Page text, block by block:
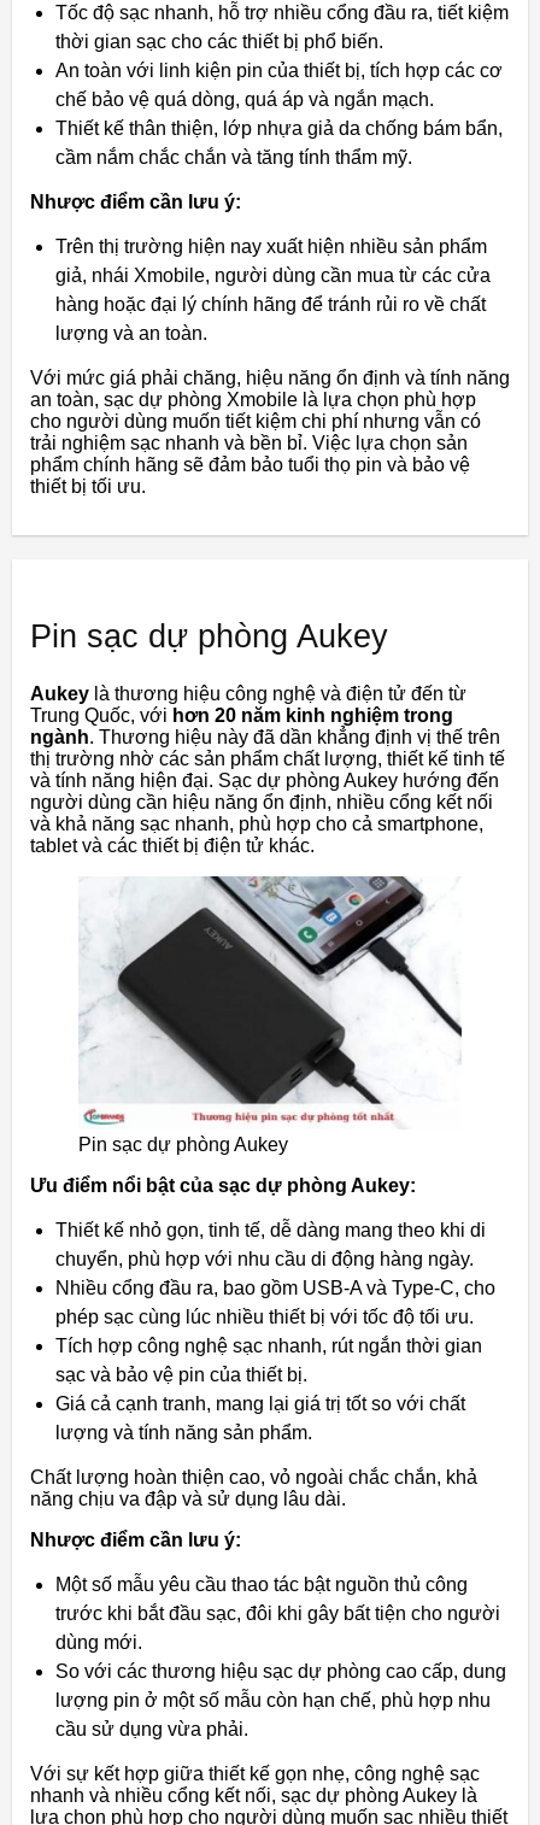
Tốc độ sạc nhanh, hỗ trợ nhiều cổng đầu ra, tiết kiệm
thời gian sạc cho các thiết bị phổ biến.
An toàn với linh kiện pin của thiết bị, tích hợp các cơ
chế bảo vệ quá dòng, quá áp và ngắn mạch.
Thiết kế thân thiện, lớp nhựa giả da chống bám bẩn,
cầm nắm chắc chắn và tăng tính thẩm mỹ.
Nhược điểm cần lưu ý:
Trên thị trường hiện nay xuất hiện nhiều sản phẩm
giả, nhái Xmobile, người dùng cần mua từ các cửa
hàng hoặc đại lý chính hãng để tránh rủi ro về chất
lượng và an toàn.
Với mức giá phải chăng, hiệu năng ổn định và tính năng
an toàn, sạc dự phòng Xmobile là lựa chọn phù hợp
cho người dùng muốn tiết kiệm chi phí nhưng vẫn có
trải nghiệm sạc nhanh và bền bỉ. Việc lựa chọn sản
phẩm chính hãng sẽ đảm bảo tuổi thọ pin và bảo vệ
thiết bị tối ưu.
Pin sạc dự phòng Aukey
Aukey là thương hiệu công nghệ và điện tử đến từ
Trung Quốc, với hơn 20 năm kinh nghiệm trong
ngành. Thương hiệu này đã dần khẳng định vị thế trên
thị trường nhờ các sản phẩm chất lượng, thiết kế tinh tế
và tính năng hiện đại. Sạc dự phòng Aukey hướng đến
người dùng cần hiệu năng ổn định, nhiều cổng kết nối
và khả năng sạc nhanh, phù hợp cho cả smartphone,
tablet và các thiết bị điện tử khác.
Pin sạc dự phòng Aukey
Ưu điểm nổi bật của sạc dự phòng Aukey:
Thiết kế nhỏ gọn, tinh tế, dễ dàng mang theo khi di
chuyển, phù hợp với nhu cầu di động hàng ngày.
Nhiều cổng đầu ra, bao gồm USB-A và Type-C, cho
phép sạc cùng lúc nhiều thiết bị với tốc độ tối ưu.
Tích hợp công nghệ sạc nhanh, rút ngắn thời gian
sạc và bảo vệ pin của thiết bị.
Giá cả cạnh tranh, mang lại giá trị tốt so với chất
lượng và tính năng sản phẩm.
Chất lượng hoàn thiện cao, vỏ ngoài chắc chắn, khả
năng chịu va đập và sử dụng lâu dài.
Nhược điểm cần lưu ý:
Một số mẫu yêu cầu thao tác bật nguồn thủ công
trước khi bắt đầu sạc, đôi khi gây bất tiện cho người
dùng mới.
So với các thương hiệu sạc dự phòng cao cấp, dung
lượng pin ở một số mẫu còn hạn chế, phù hợp nhu
cầu sử dụng vừa phải.
Với sự kết hợp giữa thiết kế gọn nhẹ, công nghệ sạc
nhanh và nhiều cổng kết nối, sạc dự phòng Aukey là
lựa chọn phù hợp cho người dùng muốn sạc nhiều thiết